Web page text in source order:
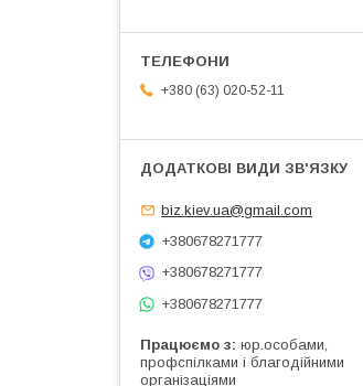
+380 (63) 020-52-11
biz.kiev.ua@gmail.com
+380678271777
+380678271777
+380678271777
Працюємо з юр.особами,
профспілками і благодійними
організаціями